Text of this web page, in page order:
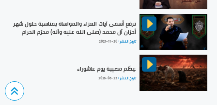
نرفع أسمى آيات العزاء والمواساة بمناسبة حلول شهر
أحزان آل محمد (صلى الله عليه وآله) محرّم الحرام
تاريخ النشر :2025-11-20
عِظَم مصيبة يوم عاشوراء
تاريخ النشر :2026-06-25